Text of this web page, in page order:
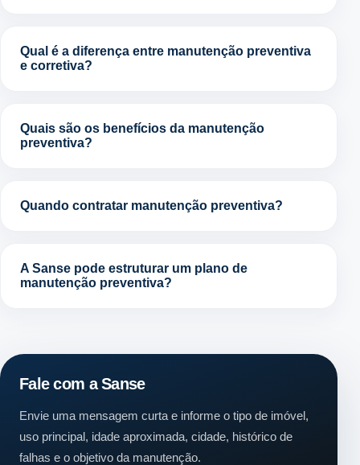
Qual é a diferença entre manutenção preventiva
e corretiva?
Quais são os benefícios da manutenção
preventiva?
Quando contratar manutenção preventiva?
A Sanse pode estruturar um plano de
manutenção preventiva?
Fale com a Sanse
Envie uma mensagem curta e informe o tipo de imóvel,
uso principal, idade aproximada, cidade, histórico de
falhas e o objetivo da manutenção.